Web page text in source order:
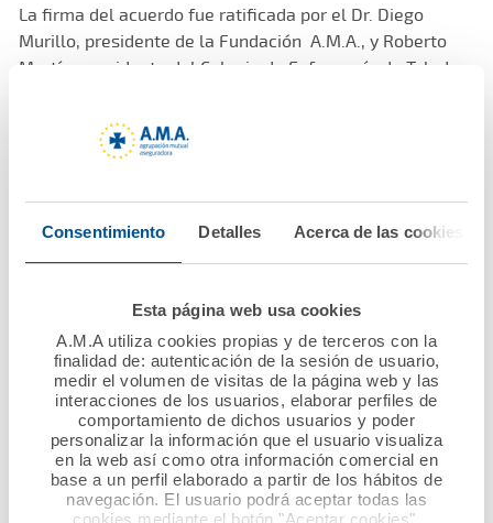
Consentimiento Detalles Acerca de las cookies
Esta página web usa cookies
A.M.A utiliza cookies propias y de terceros con la
finalidad de: autenticación de la sesión de usuario,
medir el volumen de visitas de la página web y las
interacciones de los usuarios, elaborar perfiles de
comportamiento de dichos usuarios y poder
personalizar la información que el usuario visualiza
en la web así como otra información comercial en
base a un perfil elaborado a partir de los hábitos de
navegación. El usuario podrá aceptar todas las
cookies mediante el botón "Aceptar cookies".
La firma del acuerdo fue ratificada por el Dr. Diego
Murillo, presidente de la Fundación A.M.A., y Roberto
Martín, presidente del Colegio de Enfermería de Toledo.
En el mismo acto y con los mismos protagonistas, tuvo
lugar la renovación de la póliza colectiva de Vida. que
el Colegio.
En el acto también estuvieron presentes, Luis Campos,
Colegio de Enfermería de Cádiz y patrono de la
Fundación A.M.A., y Luis Alberto García Alía, veterinario y
secretario del Consejo de A.M.A.
Con la renovación de estos acuerdos se refuerza aún
más la estrecha relación existente entre ambas
instituciones.